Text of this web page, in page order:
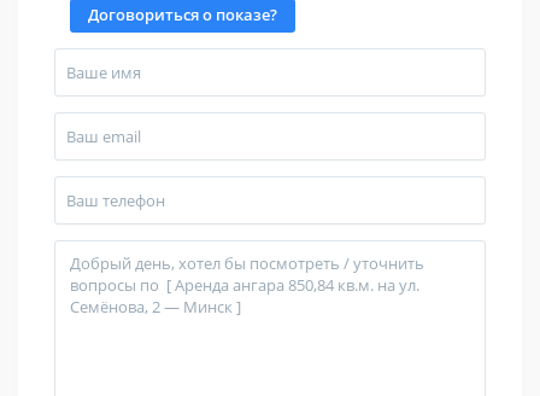
Договориться о показе?